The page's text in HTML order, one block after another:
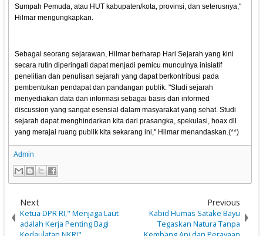
Sumpah Pemuda, atau HUT kabupaten/kota, provinsi, dan seterusnya,"
Hilmar mengungkapkan.
Sebagai seorang sejarawan, Hilmar berharap Hari Sejarah yang kini
secara rutin diperingati dapat menjadi pemicu munculnya inisiatif
penelitian dan penulisan sejarah yang dapat berkontribusi pada
pembentukan pendapat dan pandangan publik. "Studi sejarah
menyediakan data dan informasi sebagai basis dari informed
discussion yang sangat esensial dalam masyarakat yang sehat. Studi
sejarah dapat menghindarkan kita dari prasangka, spekulasi, hoax dll
yang merajai ruang publik kita sekarang ini," Hilmar menandaskan.(**)
Admin
Next
Ketua DPR RI," Menjaga Laut
adalah Kerja Penting Bagi
Previous
Kabid Humas Satake Bayu
Tegaskan Natura Tanpa